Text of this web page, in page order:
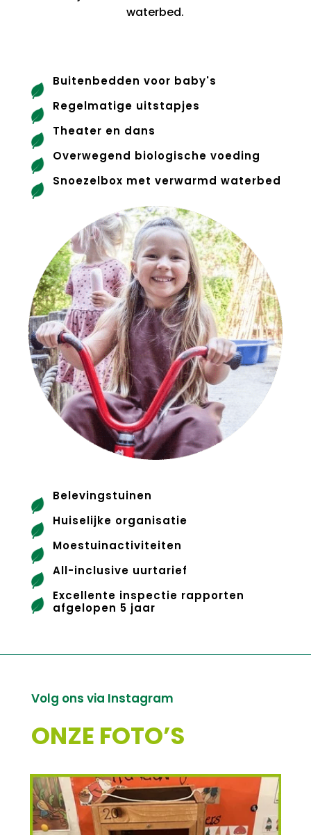
waterbed.
Buitenbedden voor baby's
Regelmatige uitstapjes
Theater en dans
Overwegend biologische voeding
Snoezelbox met verwarmd waterbed
Belevingstuinen
Huiselijke organisatie
Moestuinactiviteiten
All-inclusive uurtarief
Excellente inspectie rapporten
afgelopen 5 jaar
Volg ons via Instagram
ONZE FOTO’S